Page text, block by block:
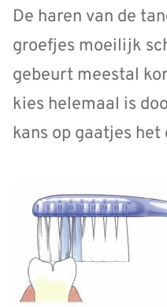
De haren van de
groefjes moeilijk
gebeurt meestal
kies helemaal is
kans op gaatjes het